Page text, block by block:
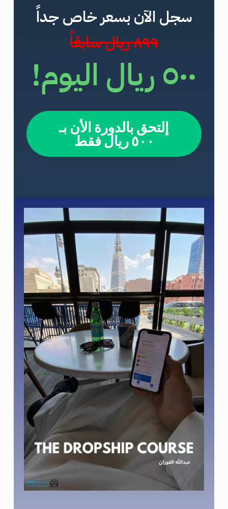
سجل الآن بسعر خاص جداً
٨٩٩ ريال سابقاً
٥٠٠ ريال اليوم!
إلتحق بالدورة الأن بـ
٥٠٠ ريال فقط